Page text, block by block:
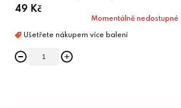
49 Kč
Momentálně nedostupné